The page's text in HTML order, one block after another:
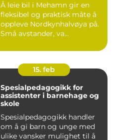
Å leie bil i Mehamn gir en
fleksibel og praktisk måte å
oppleve Nordkynhalvøya på.
Små avstander, va...
15. feb
Spesialpedagogikk for
assistenter i barnehage og
skole
Spesialpedagogikk handler
om å gi barn og unge med
ulike vansker mulighet til å